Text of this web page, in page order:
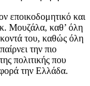
εποικοδομητικό και
Μουζάλα, καθ’ όλη
του, καθώς όλη
την πιο
πολιτικής που
την Ελλάδα.